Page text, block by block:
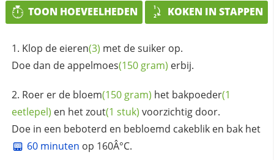
TOON HOEVEELHEDEN KOKEN IN STAPPEN
Klop de eieren(3) met de suiker op.
Doe dan deappelmoes(150 gram) erbij.
Roer er de bloem(150 gram) het bakpoeder(1
eetlepel) en hetzout(1 stuk) voorzichtig door.
Doe in een beboterd en bebloemd cakeblik en bak het
60 minuten op 160Â°C.